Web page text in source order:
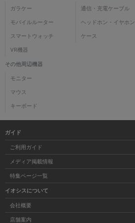
ガラケー
モバイルルーター
スマートウォッチ
VR機器
通信・充電ケーブル
ヘッドホン・イヤホン
ケース
その他周辺機器
モニター
マウス
キーボード
ガイド
ご利用ガイド
メディア掲載情報
特集ページ一覧
イオシスについて
会社概要
店舗案内
各項目のチェックボックスは「or検索」となります。
ただし機能別のみ「and検索」となります。